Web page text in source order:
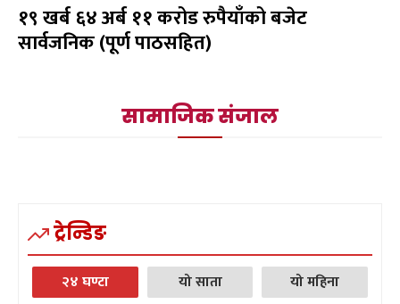
१९ खर्ब ६४ अर्ब ११ करोड रुपैयाँको बजेट
सार्वजनिक (पूर्ण पाठसहित)
सामाजिक संजाल
ट्रेन्डिङ
२४ घण्टा यो साता यो महिना